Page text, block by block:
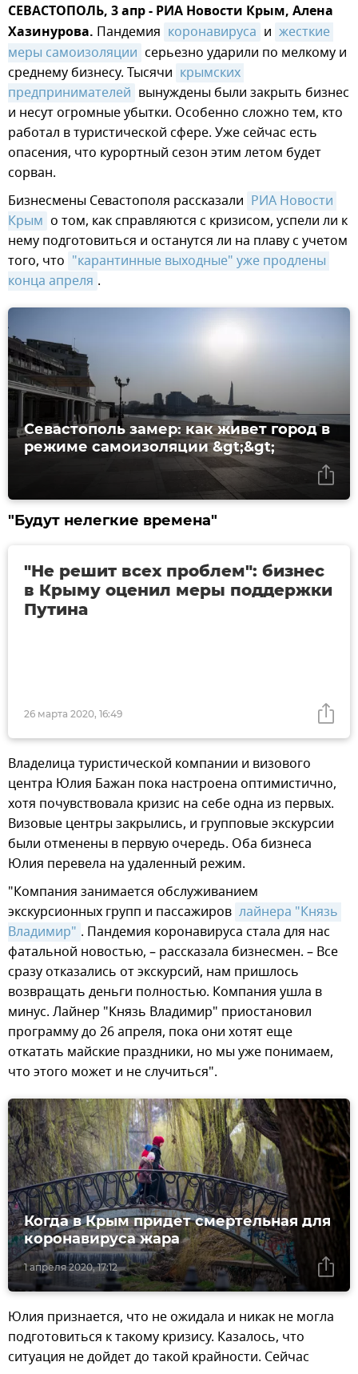
СЕВАСТОПОЛЬ, 3 апр - РИА Новости Крым, Алена
Хазинурова. Пандемия коронавируса и жесткие
меры самоизоляции серьезно ударили по мелкому и
среднему бизнесу. Тысячи крымских
предпринимателей вынуждены были закрыть бизнес
и несут огромные убытки. Особенно сложно тем, кто
работал в туристической сфере. Уже сейчас есть
опасения, что курортный сезон этим летом будет
сорван.
Бизнесмены Севастополя рассказали РИА Новости
Крым о том, как справляются с кризисом, успели ли к
нему подготовиться и останутся ли на плаву с учетом
того, что "карантинные выходные" уже продлены
конца апреля .
Севастополь замер: как живет город в
режиме самоизоляции &gt;&gt;
"Будут нелегкие времена"
26 марта 2020, 16:49
"Не решит всех проблем": бизнес
в Крыму оценил меры поддержки
Путина
Владелица туристической компании и визового
центра Юлия Бажан пока настроена оптимистично,
хотя почувствовала кризис на себе одна из первых.
Визовые центры закрылись, и групповые экскурсии
были отменены в первую очередь. Оба бизнеса
Юлия перевела на удаленный режим.
"Компания занимается обслуживанием
экскурсионных групп и пассажиров лайнера "Князь
Владимир" . Пандемия коронавируса стала для нас
фатальной новостью, – рассказала бизнесмен. – Все
сразу отказались от экскурсий, нам пришлось
возвращать деньги полностью. Компания ушла в
минус. Лайнер "Князь Владимир" приостановил
программу до 26 апреля, пока они хотят еще
откатать майские праздники, но мы уже понимаем,
что этого может и не случиться".
1 апреля 2020, 17:12
Когда в Крым придет смертельная для
коронавируса жара
Юлия признается, что не ожидала и никак не могла
подготовиться к такому кризису. Казалось, что
ситуация не дойдет до такой крайности. Сейчас